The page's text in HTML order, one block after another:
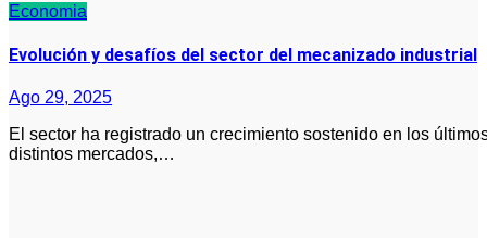
Economia
Evolución y desafíos del sector del mecanizado industrial
Ago 29, 2025
El sector ha registrado un crecimiento sostenido en los últimos años, adaptándose a las demandas de
distintos mercados,…